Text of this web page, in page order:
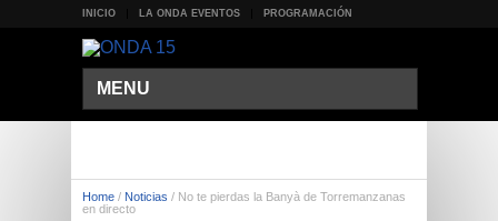
INICIO LA ONDA EVENTOS PROGRAMACIÓN
MENU
Home / Noticias / No te pierdas la Banyà de Torremanzanas
en directo